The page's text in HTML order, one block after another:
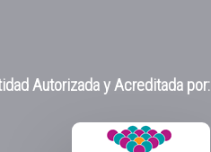
Autorizada y Acreditada por: